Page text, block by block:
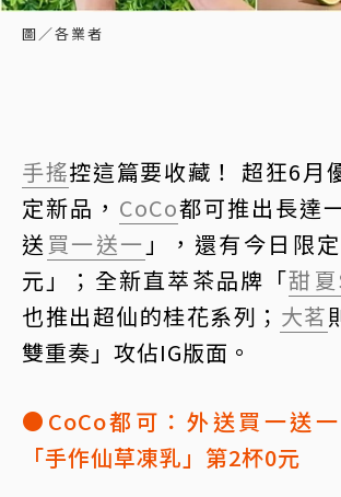
圖／各業者
手搖控這篇要收藏！ 超狂6月
定新品， CoCo都可推出長達
送 買一送一 」，還有今日限
元」；全新直萃茶品牌「甜
也推出超仙的桂花系列； 大茗
雙重奏」攻佔IG版面。
●CoCo都可：外送買一送
「手作仙草凍乳」第2杯0元